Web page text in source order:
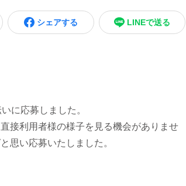
シェアする LINEで送る
に応募しました。
接利用者様の様子を見る機会がありませ
思い応募いたしました。